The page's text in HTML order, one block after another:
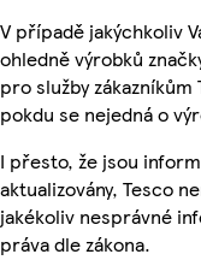
V případě jakýchkoliv
ohledně výrobků
pro služby
pokdu se nejedná o
I přesto, že jsou
aktualizovány, Tesco
jakékoliv nesprávné
práva dle zákona.